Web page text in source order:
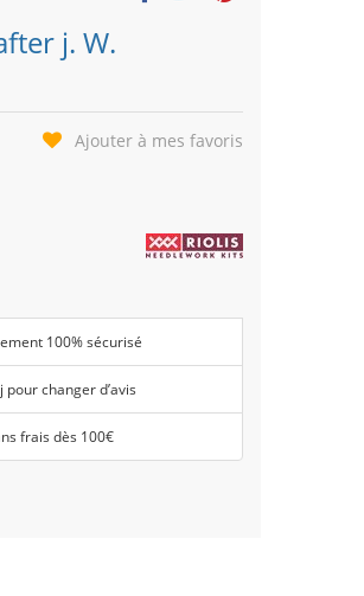
j. W.
Ajouter à mes favoris
100% sécurisé
pour changer d’avis
frais dès 100€